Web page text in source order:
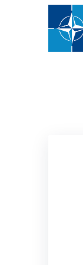
Nom de famille*